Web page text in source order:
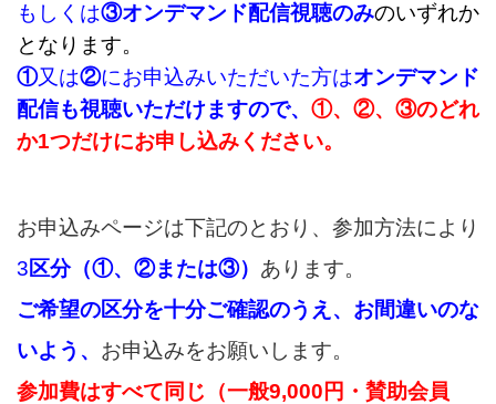
もしくは③オンデマンド配信視聴のみのいずれか
となります。
①又は②にお申込みいただいた方はオンデマンド
配信も視聴いただけますので、 ①、②、③のどれ
か1つだけにお申し込みください。
お申込みページは下記のとおり、参加方法により
3区分（①、②または③） あります。
ご希望の区分を十分ご確認のうえ、お間違いのな
いよう、 お申込みをお願いします。
参加費はすべて同じ（一般9,000円・賛助会員